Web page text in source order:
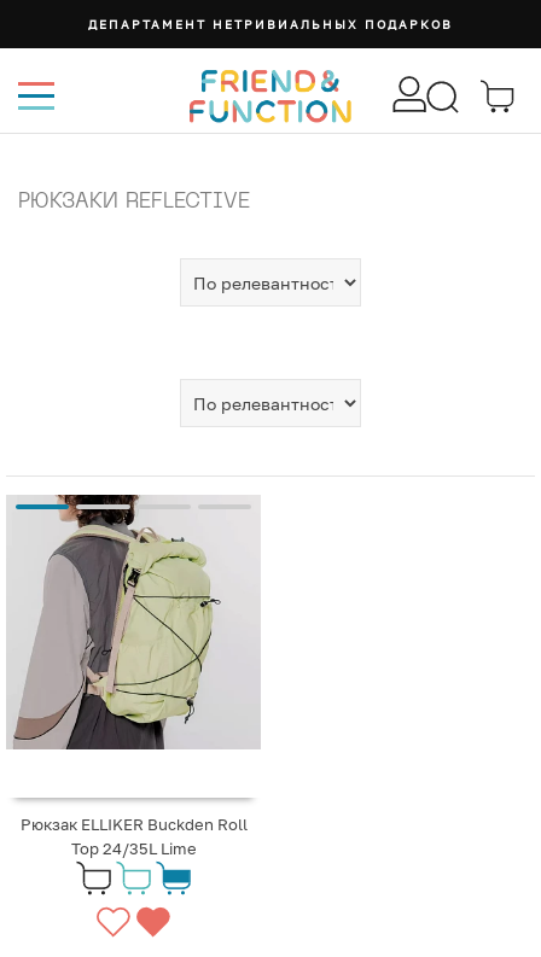
СУМКА ИЗИ
РЮКЗАКИ REFLECTIVE
Рюкзак ELLIKER Buckden Roll
Top 24/35L Lime